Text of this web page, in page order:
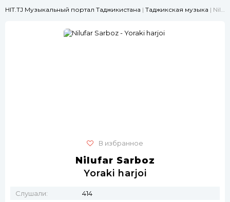
HIT.TJ Музыкальный портал Таджикистана | Таджикская музыка | Nilufar Sarboz - Yoraki harjoi
В избранное
Nilufar Sarboz
Yoraki harjoi
Слушали:
414